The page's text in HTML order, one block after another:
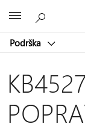
Podrška